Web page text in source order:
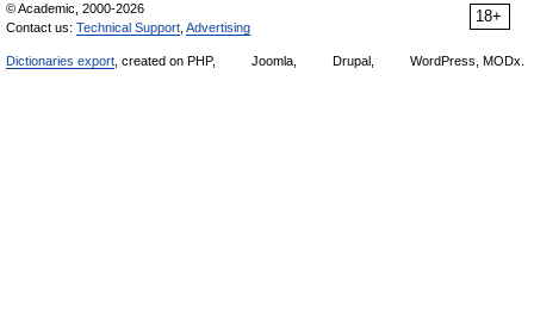
18+
© Academic, 2000-2026
Contact us: Technical Support Advertising
Dictionaries export , created on PHP, Joomla, Drupal, WordPress, MODx.